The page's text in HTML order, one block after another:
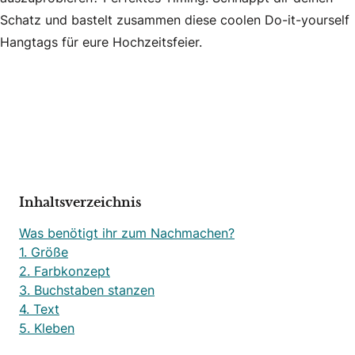
Schatz und bastelt zusammen diese coolen Do-it-yourself
Hangtags für eure Hochzeitsfeier.
Inhaltsverzeichnis
Was benötigt ihr zum Nachmachen?
1. Größe
2. Farbkonzept
3. Buchstaben stanzen
4. Text
5. Kleben